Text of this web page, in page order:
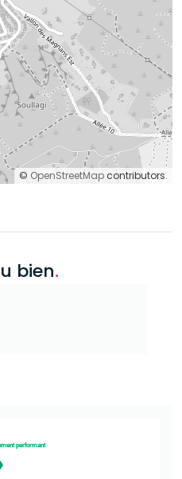
© OpenStreetMap contributors.
bien.
performant